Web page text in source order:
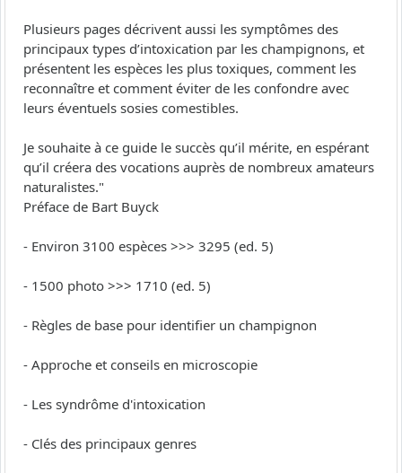
Plusieurs pages décrivent aussi les symptômes des
principaux types d’intoxication par les champignons, et
présentent les espèces les plus toxiques, comment les
reconnaître et comment éviter de les confondre avec
leurs éventuels sosies comestibles.
Je souhaite à ce guide le succès qu’il mérite, en espérant
qu’il créera des vocations auprès de nombreux amateurs
naturalistes."
Préface de Bart Buyck
- Environ 3100 espèces >>> 3295 (ed. 5)
- 1500 photo >>> 1710 (ed. 5)
- Règles de base pour identifier un champignon
- Approche et conseils en microscopie
- Les syndrôme d'intoxication
- Clés des principaux genres